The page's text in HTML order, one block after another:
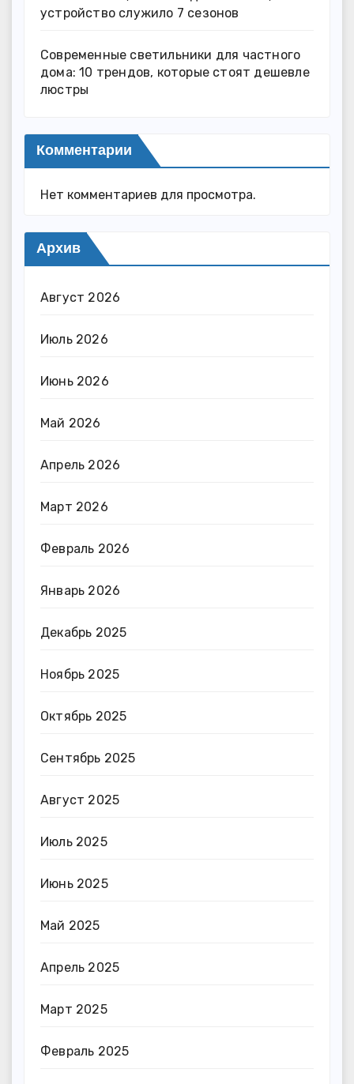
устройство служило 7 сезонов
Современные светильники для частного
дома: 10 трендов, которые стоят дешевле
люстры
Комментарии
Нет комментариев для просмотра.
Архив
Август 2026
Июль 2026
Июнь 2026
Май 2026
Апрель 2026
Март 2026
Февраль 2026
Январь 2026
Декабрь 2025
Ноябрь 2025
Октябрь 2025
Сентябрь 2025
Август 2025
Июль 2025
Июнь 2025
Май 2025
Апрель 2025
Март 2025
Февраль 2025